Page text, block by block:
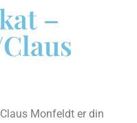
–
Monfeldt er din